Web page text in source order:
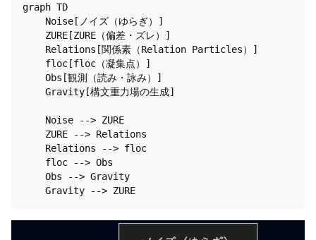
graph TD
    Noise[ノイズ（ゆらぎ）]
    ZURE[ZURE（偏差・ズレ）]
    Relations[関係素（Relation Particles）]
    floc[floc（凝集点）]
    Obs[観測（読み・詠み）]
    Gravity[構文重力場の生成]
    Noise --> ZURE
    ZURE --> Relations
    Relations --> floc
    floc --> Obs
    Obs --> Gravity